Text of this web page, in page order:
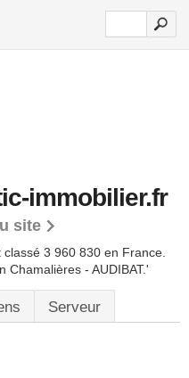
immobilier.fr
site
3 960 830 en France.
Chamalières - AUDIBAT.'
Serveur